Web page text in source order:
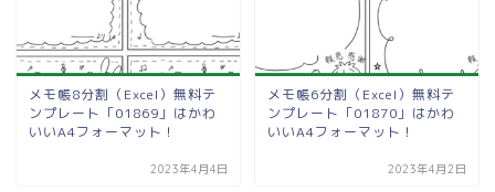
メモ帳8分割（Excel）無料テ
ンプレート「01869」はかわ
いいA4フォーマット！
2023年4月4日
メモ帳6分割（Excel）無料テ
ンプレート「01870」はかわ
いいA4フォーマット！
2023年4月2日